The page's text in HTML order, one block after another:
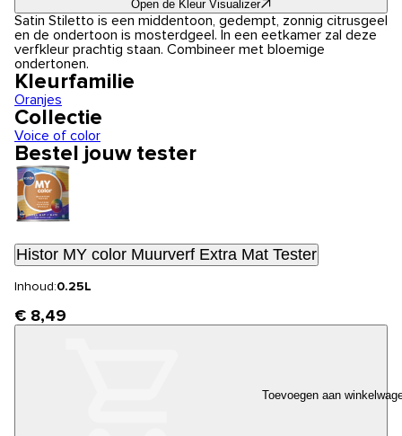
Open de Kleur Visualizer
Satin Stiletto is een middentoon, gedempt, zonnig citrusgeel
en de ondertoon is mosterdgeel. In een eetkamer zal deze
verfkleur prachtig staan. Combineer met bloemige
ondertonen.
Kleurfamilie
Oranjes
Collectie
Voice of color
Bestel jouw tester
Histor MY color Muurverf Extra Mat Tester
Inhoud:0.25L
€ 8,49
Toevoegen aan